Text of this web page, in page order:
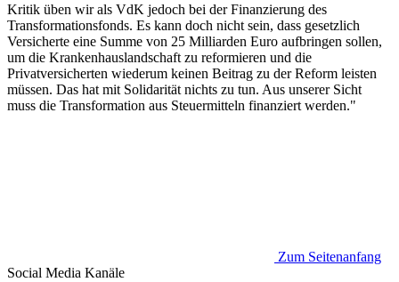
Kritik üben wir als VdK jedoch bei der Finanzierung des
Transformationsfonds. Es kann doch nicht sein, dass gesetzlich
Versicherte eine Summe von 25 Milliarden Euro aufbringen sollen,
um die Krankenhauslandschaft zu reformieren und die
Privatversicherten wiederum keinen Beitrag zu der Reform leisten
müssen. Das hat mit Solidarität nichts zu tun. Aus unserer Sicht
muss die Transformation aus Steuermitteln finanziert werden."
Zum Seitenanfang
Social Media Kanäle